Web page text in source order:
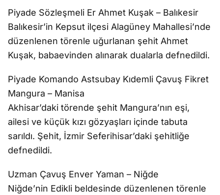
Piyade Sözleşmeli Er Ahmet Kuşak – Balıkesir
Balıkesir’in Kepsut ilçesi Alagüney Mahallesi’nde
düzenlenen törenle uğurlanan şehit Ahmet
Kuşak, babaevinden alınarak dualarla defnedildi.
Piyade Komando Astsubay Kıdemli Çavuş Fikret
Mangura – Manisa
Akhisar’daki törende şehit Mangura’nın eşi,
ailesi ve küçük kızı gözyaşları içinde tabuta
sarıldı. Şehit, İzmir Seferihisar’daki şehitliğe
defnedildi.
Uzman Çavuş Enver Yaman – Niğde
Niğde’nin Edikli beldesinde düzenlenen törenle